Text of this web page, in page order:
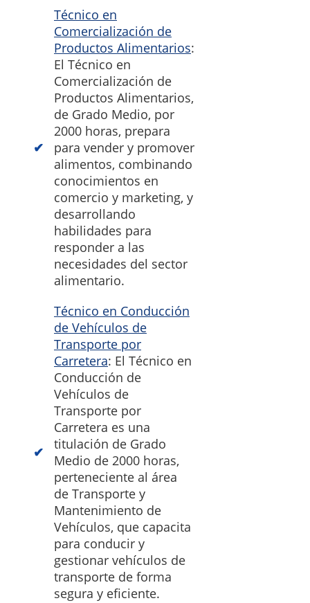
Técnico en
Comercialización de
Productos Alimentarios:
El Técnico en
Comercialización de
Productos Alimentarios,
de Grado Medio, por
2000 horas, prepara
para vender y promover
alimentos, combinando
conocimientos en
comercio y marketing, y
desarrollando
habilidades para
responder a las
necesidades del sector
alimentario.
Técnico en Conducción
de Vehículos de
Transporte por
Carretera: El Técnico en
Conducción de
Vehículos de
Transporte por
Carretera es una
titulación de Grado
Medio de 2000 horas,
perteneciente al área
de Transporte y
Mantenimiento de
Vehículos, que capacita
para conducir y
gestionar vehículos de
transporte de forma
segura y eficiente.